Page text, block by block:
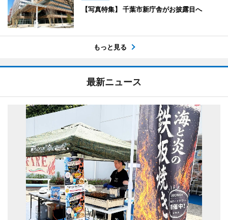
【写真特集】 千葉市新庁舎がお披露目へ
もっと見る
最新ニュース